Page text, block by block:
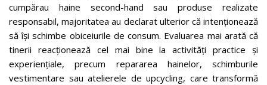
cumpărau haine second-hand sau produse realizate
responsabil, majoritatea au declarat ulterior că intenționează
să își schimbe obiceiurile de consum. Evaluarea mai arată că
tinerii reacționează cel mai bine la activități practice și
experiențiale, precum repararea hainelor, schimburile
vestimentare sau atelierele de upcycling, care transformă